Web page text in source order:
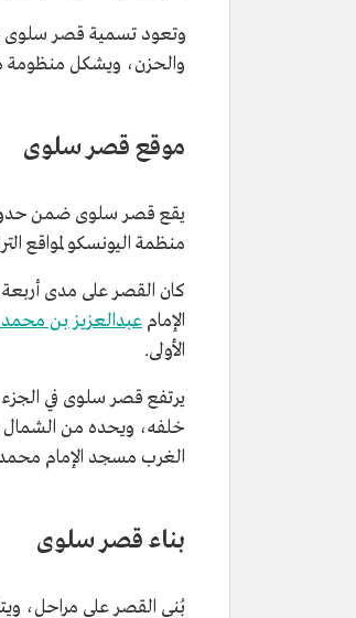
وتعود تسمية قصر سلوى
والحزن، ويشكل منظومة
موقع قصر سلوى
يقع قصر سلوى ضمن
منظمة اليونسكو لمواقع التراث
الإمام عبدالعزيز بن
الأولى.
خلفه، ويحده من الشمال
الغرب مسجد الإمام
بناء قصر سلوى